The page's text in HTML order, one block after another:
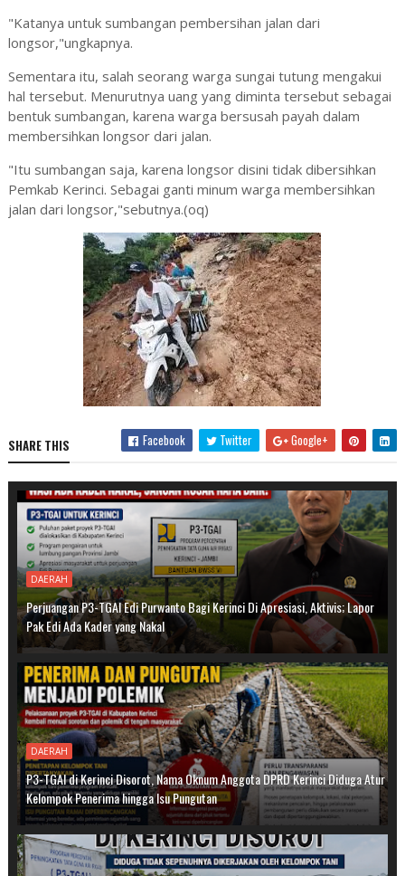
"Katanya untuk sumbangan pembersihan jalan dari
longsor,"ungkapnya.
Sementara itu, salah seorang warga sungai tutung mengakui
hal tersebut. Menurutnya uang yang diminta tersebut sebagai
bentuk sumbangan, karena warga bersusah payah dalam
membersihkan longsor dari jalan.
"Itu sumbangan saja, karena longsor disini tidak dibersihkan
Pemkab Kerinci. Sebagai ganti minum warga membersihkan
jalan dari longsor,"sebutnya.(oq)
SHARE THIS Facebook Twitter Google+
DAERAH
Perjuangan P3-TGAI Edi Purwanto Bagi Kerinci Di Apresiasi, Aktivis; Lapor
Pak Edi Ada Kader yang Nakal
DAERAH
P3-TGAI di Kerinci Disorot, Nama Oknum Anggota DPRD Kerinci Diduga Atur
Kelompok Penerima hingga Isu Pungutan